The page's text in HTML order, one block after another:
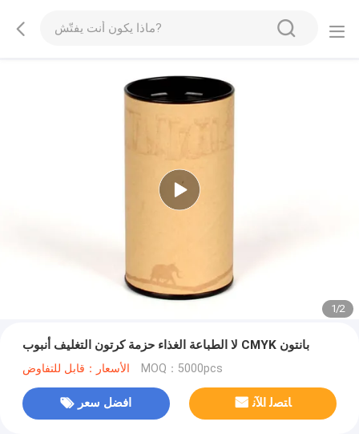
1/2
لا الطباعة الغذاء حزمة كرتون التغليف أنبوب CMYK بانتون
الأسعار：قابل للتفاوض MOQ：5000pcs
افضل سعر ﺎﺘﺼﻟ ﺍﻶﻧ